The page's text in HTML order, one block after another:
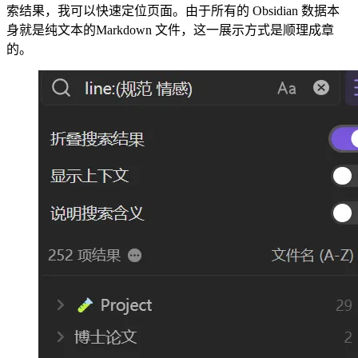
索结果，我可以快速定位页面。由于所有的 Obsidian 数据本
身就是纯文本的Markdown 文件，这一展示方式是顺理成章
的。